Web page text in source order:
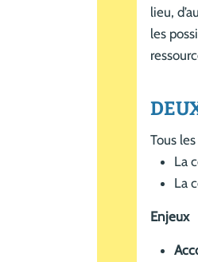
lieu,
les
Tous
La
La
Enjeux